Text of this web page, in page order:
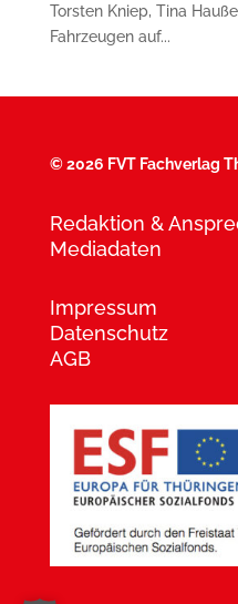
Torsten Kniep, Tina
Fahrzeugen auf...
©2026 FVT Fachverlag
Redaktion &
Mediadaten
Impressum
Datenschutz
AGB